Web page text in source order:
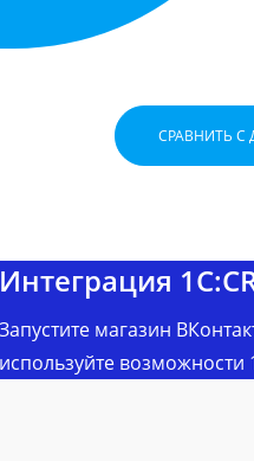
СРАВНИТЬ
Интеграция
Запустите магазин
используйте возможности